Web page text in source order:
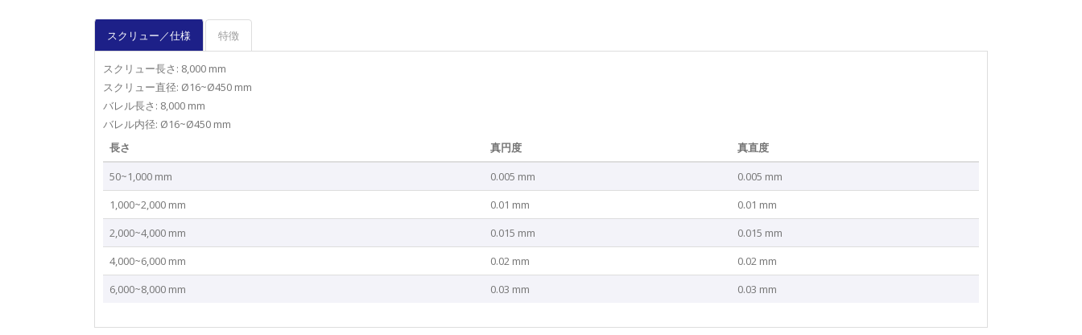
スクリュー／仕様 特徴
スクリュー長さ: 8,000 mm
スクリュー直径: Ø16~Ø450 mm
バレル長さ: 8,000 mm
バレル内径: Ø16~Ø450 mm
長さ
真円度
真直度
50~1,000 mm
0.005 mm
0.005 mm
1,000~2,000 mm
0.01 mm
0.01 mm
2,000~4,000 mm
0.015 mm
0.015 mm
4,000~6,000 mm
0.02 mm
0.02 mm
6,000~8,000 mm
0.03 mm 0.03 mm